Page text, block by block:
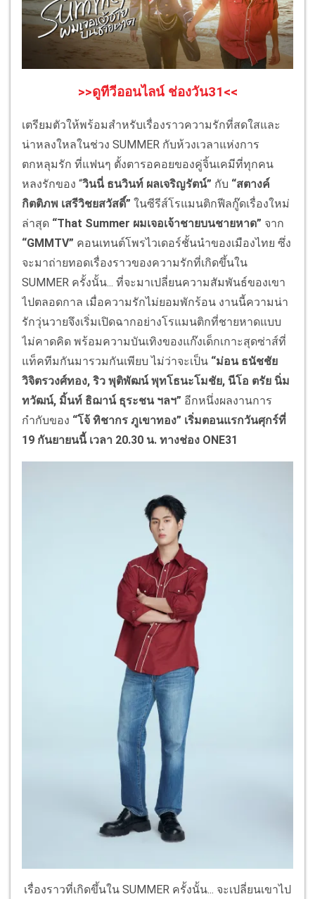
>>ดูทีวีออนไลน์ ช่องวัน31<<
เตรียมตัวให้พร้อมสำหรับเรื่องราวความรักที่สดใสและ
น่าหลงใหลในช่วง SUMMER กับห้วงเวลาแห่งการ
ตกหลุมรัก ที่แฟนๆ ตั้งตารอคอยของคู่จิ้นเคมีที่ทุกคน
หลงรักของ “วินนี่ ธนวินท์ ผลเจริญรัตน์” กับ “สตางค์
กิตติภพ เสรีวิชยสวัสดิ์” ในซีรีส์โรแมนติกฟีลกู๊ดเรื่องใหม่
ล่าสุด “That Summer ผมเจอเจ้าชายบนชายหาด” จาก
“GMMTV” คอนเทนต์โพรไวเดอร์ชั้นนำของเมืองไทย ซึ่ง
จะมาถ่ายทอดเรื่องราวของความรักที่เกิดขึ้นใน
SUMMER ครั้งนั้น... ที่จะมาเปลี่ยนความสัมพันธ์ของเขา
ไปตลอดกาล เมื่อความรักไม่ยอมพักร้อน งานนี้ความน่า
รักวุ่นวายจึงเริ่มเปิดฉากอย่างโรแมนติกที่ชายหาดแบบ
ไม่คาดคิด พร้อมความบันเทิงของแก๊งเด็กเกาะสุดซ่าส์ที่
แท็คทีมกันมารวมกันเพียบ ไม่ว่าจะเป็น “ม่อน ธนัชชัย
วิจิตรวงศ์ทอง, ริว พุติพัฒน์ พุทโธนะโมชัย, นีโอ ตรัย นิ่ม
ทวัฒน์, มิ้นท์ ธิฌาน์ ธุระชน ฯลฯ” อีกหนึ่งผลงานการ
กำกับของ “โจ้ ทิชากร ภูเขาทอง” เริ่มตอนแรกวันศุกร์ที่
19 กันยายนนี้ เวลา 20.30 น. ทางช่อง ONE31
เรื่องราวที่เกิดขึ้นใน SUMMER ครั้งนั้น... จะเปลี่ยนเขาไป